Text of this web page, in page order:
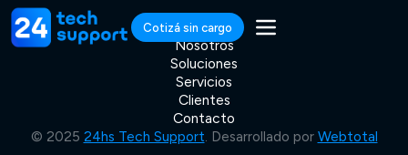
Cotizá sin cargo
Nosotros
Soluciones
Servicios
Clientes
Contacto
© 2025 24hs Tech Support. Desarrollado por Webtotal